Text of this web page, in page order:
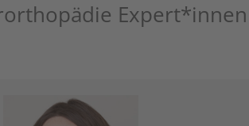
Expert*innen